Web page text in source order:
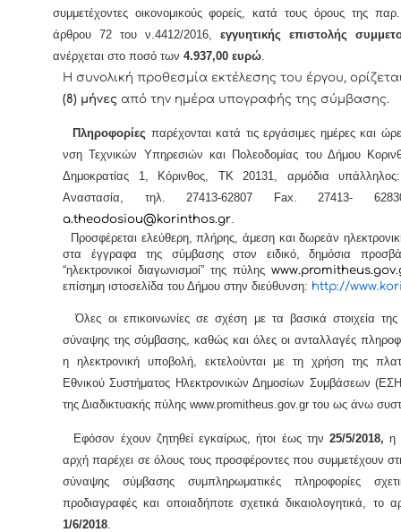
συμμετέχοντες οικονομικούς φορείς, κατά τους όρους της
άρθρου 72 του ν.4412/2016,εγγυητικής επιστολής
ανέρχεται στο ποσό των 4.937,00 ευρώ.
Η συνολική προθεσμία εκτέλεσης του έργου,
(8) μήνες από την ημέρα υπογραφής της σύμβασης.
Πληροφορίες παρέχονται κατά τις εργάσιμες ημέρες και
νση Τεχνικών Υπηρεσιών και Πολεοδομίας του Δήμου
Δημοκρατίας 1, Κόρινθος, ΤΚ 20131, αρμόδια
Αναστασία, τηλ. 27413-62807
Fax. 27413-
a.theodosiou@korinthos.gr.
Προσφέρεται ελεύθερη, πλήρης, άμεση και δωρεάν
στα έγγραφα της σύμβασης
στον ειδικό, δημόσια
“ηλεκτρονικοί διαγωνισμοί” της πύληςwww.promitheus.gov.
επίσημη ιστοσελίδα του Δήμου στην διεύθυνση: http://www.
Όλες οι επικοινωνίες σε σχέση με τα βασικά στοιχεία της
σύναψης της σύμβασης, καθώς και όλες οι ανταλλαγές
η ηλεκτρονική υποβολή, εκτελούνται με τη χρήση της
Εθνικού Συστήματος Ηλεκτρονικών Δημοσίων Συμβάσεων
της Διαδικτυακής πύλης www.promitheus.gov.gr του ως άνω
Εφόσον έχουν ζητηθεί εγκαίρως, ήτοι έως την 25/5/2018,η
αρχή παρέχει σε όλους τους προσφέροντες που συμμετέχουν
σύναψης σύμβασης συμπληρωματικές πληροφορίες
προδιαγραφές και οποιαδήποτε σχετικά δικαιολογητικά, το
1/6/2018